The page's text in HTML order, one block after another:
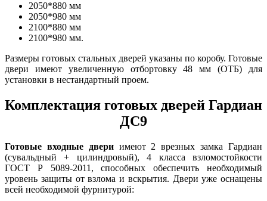
2050*880 мм
2050*980 мм
2100*880 мм
2100*980 мм.
Размеры готовых стальных дверей указаны по коробу. Готовые
двери имеют увеличенную отбортовку 48 мм (ОТБ) для
установки в нестандартный проем.
Комплектация готовых дверей Гардиан
ДС9
Готовые входные двериимеют 2 врезных замка Гардиан
(сувальдный + цилиндровый), 4 класса взломостойкости
ГОСТ Р 5089-2011, способных обеспечить необходимый
уровень защиты от взлома и вскрытия. Двери уже оснащены
всей необходимой фурнитурой: